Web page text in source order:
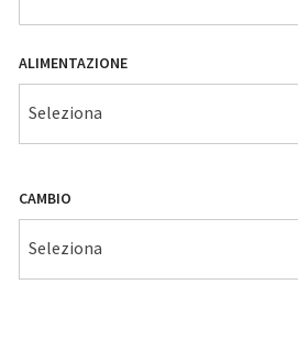
ALIMENTAZIONE
Seleziona
CAMBIO
Seleziona